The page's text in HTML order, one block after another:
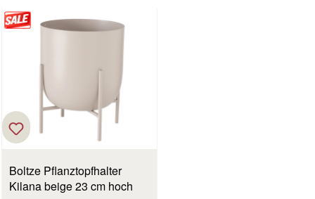
Boltze Pflanztopfhalter
Kilana beige 23 cm hoch